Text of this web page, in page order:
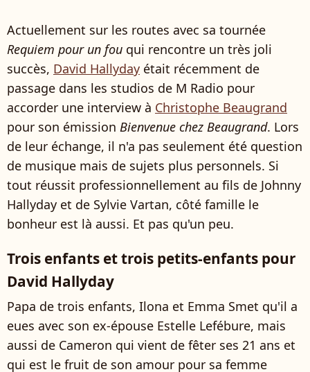
Actuellement sur les routes avec sa tournée
Requiem pour un fou qui rencontre un très joli
succès, David Hallyday était récemment de
passage dans les studios de M Radio pour
accorder une interview à Christophe Beaugrand
pour son émission Bienvenue chez Beaugrand. Lors
de leur échange, il n'a pas seulement été question
de musique mais de sujets plus personnels. Si
tout réussit professionnellement au fils de Johnny
Hallyday et de Sylvie Vartan, côté famille le
bonheur est là aussi. Et pas qu'un peu.
Trois enfants et trois petits-enfants pour
David Hallyday
Papa de trois enfants, Ilona et Emma Smet qu'il a
eues avec son ex-épouse Estelle Lefébure, mais
aussi de Cameron qui vient de fêter ses 21 ans et
qui est le fruit de son amour pour sa femme